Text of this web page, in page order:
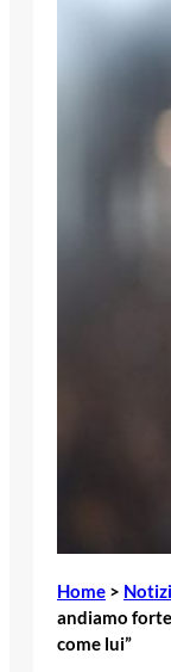
Home >
andiamo
come lui”